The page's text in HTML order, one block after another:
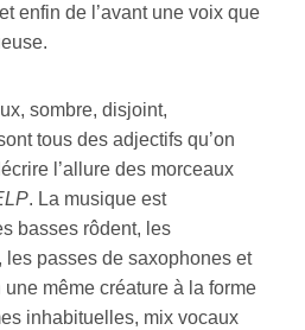
enfin de l’avant une voix que
sombre, disjoint,
tous des adjectifs qu’on
l’allure des morceaux
. La musique est
basses rôdent, les
les passes de saxophones et
une même créature à la forme
inhabituelles, mix vocaux